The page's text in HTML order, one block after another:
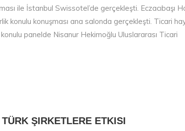
ile İstanbul Swissotel’de gerçekleşti. Eczacıbaşı
konulu konuşması ana salonda gerçekleşti. Ticari
panelde Nisanur Hekimoğlu Uluslararası Ticari
ŞIRKETLERE ETKISI